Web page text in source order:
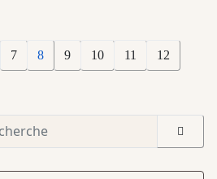
7 8 9 10 11 12